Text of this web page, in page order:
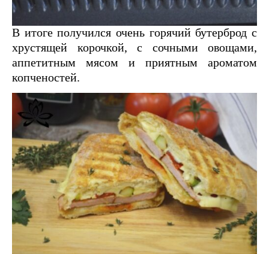
В итоге получился очень горячий бутерброд с
хрустящей корочкой, с сочными овощами,
аппетитным мясом и приятным ароматом
копченостей.